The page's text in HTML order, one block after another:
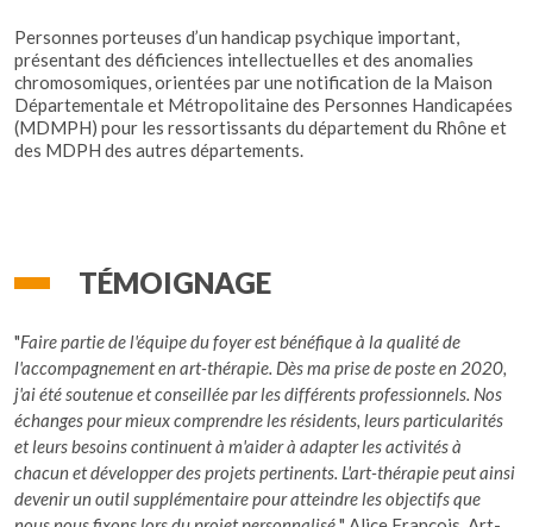
Personnes porteuses d’un handicap psychique important,
présentant des déficiences intellectuelles et des anomalies
chromosomiques, orientées par une notification de la Maison
Départementale et Métropolitaine des Personnes Handicapées
(MDMPH) pour les ressortissants du département du Rhône et
des MDPH des autres départements.
TÉMOIGNAGE
"Faire partie de l'équipe du foyer est bénéfique à la qualité de
l'accompagnement en art-thérapie. Dès ma prise de poste en 2020,
j'ai été soutenue et conseillée par les différents professionnels. Nos
échanges pour mieux comprendre les résidents, leurs particularités
et leurs besoins continuent à m'aider à adapter les activités à
chacun et développer des projets pertinents. L'art-thérapie peut ainsi
devenir un outil supplémentaire pour atteindre les objectifs que